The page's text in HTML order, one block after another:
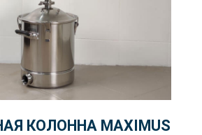
КОЛОННА MAXIMUS